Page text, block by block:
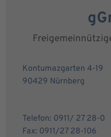
Kontumazgarten 4-19
90429 Nürnberg
Telefon: 0911/ 27 28-0
Fax: 0911/27 28-106